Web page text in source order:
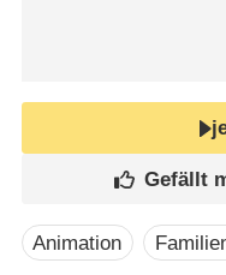
Animation